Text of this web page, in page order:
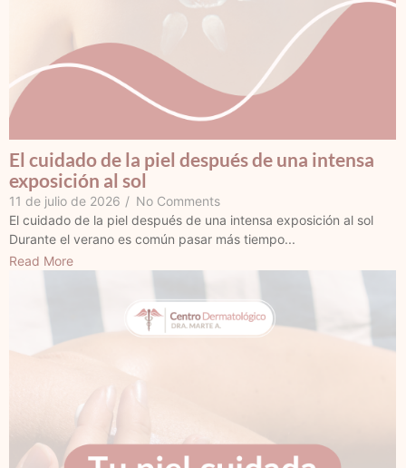
El cuidado de la piel después de una intensa
exposición al sol
11 de julio de 2026 / No Comments
El cuidado de la piel después de una intensa exposición al sol
Durante el verano es común pasar más tiempo...
Read More